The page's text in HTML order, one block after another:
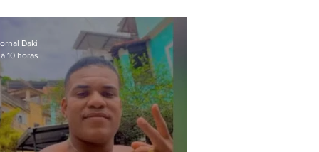
contra crianças
Daki
10 horas